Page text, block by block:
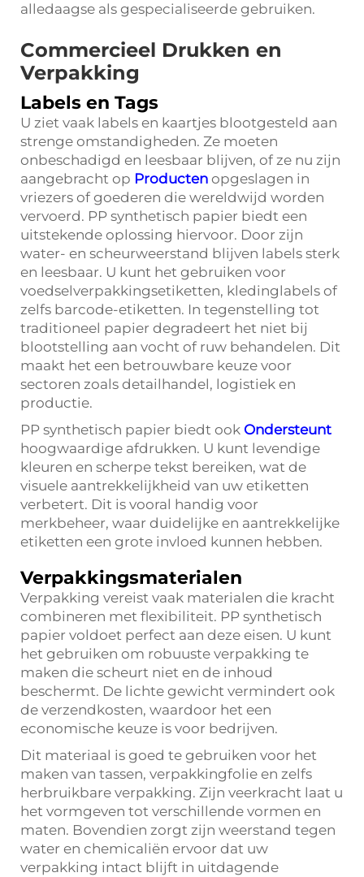
alledaagse als gespecialiseerde gebruiken.
Commercieel Drukken en
Verpakking
Labels en Tags
U ziet vaak labels en kaartjes blootgesteld aan
strenge omstandigheden. Ze moeten
onbeschadigd en leesbaar blijven, of ze nu zijn
aangebracht op Producten opgeslagen in
vriezers of goederen die wereldwijd worden
vervoerd. PP synthetisch papier biedt een
uitstekende oplossing hiervoor. Door zijn
water- en scheurweerstand blijven labels sterk
en leesbaar. U kunt het gebruiken voor
voedselverpakkingsetiketten, kledinglabels of
zelfs barcode-etiketten. In tegenstelling tot
traditioneel papier degradeert het niet bij
blootstelling aan vocht of ruw behandelen. Dit
maakt het een betrouwbare keuze voor
sectoren zoals detailhandel, logistiek en
productie.
PP synthetisch papier biedt ook Ondersteunt
hoogwaardige afdrukken. U kunt levendige
kleuren en scherpe tekst bereiken, wat de
visuele aantrekkelijkheid van uw etiketten
verbetert. Dit is vooral handig voor
merkbeheer, waar duidelijke en aantrekkelijke
etiketten een grote invloed kunnen hebben.
Verpakkingsmaterialen
Verpakking vereist vaak materialen die kracht
combineren met flexibiliteit. PP synthetisch
papier voldoet perfect aan deze eisen. U kunt
het gebruiken om robuuste verpakking te
maken die scheurt niet en de inhoud
beschermt. De lichte gewicht vermindert ook
de verzendkosten, waardoor het een
economische keuze is voor bedrijven.
Dit materiaal is goed te gebruiken voor het
maken van tassen, verpakkingfolie en zelfs
herbruikbare verpakking. Zijn veerkracht laat u
het vormgeven tot verschillende vormen en
maten. Bovendien zorgt zijn weerstand tegen
water en chemicaliën ervoor dat uw
verpakking intact blijft in uitdagende